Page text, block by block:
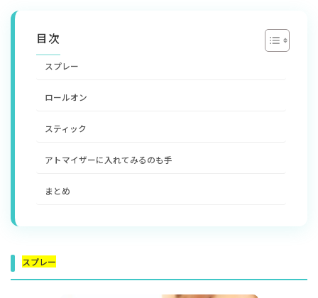
目次
スプレー
ロールオン
スティック
アトマイザーに入れてみるのも手
まとめ
スプレー